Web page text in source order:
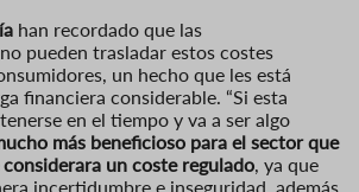
han recordado que las
pueden trasladar estos costes
un hecho que les está
financiera considerable. “Si esta
en el tiempo y va a ser algo
más beneficioso para el sector que
un coste regulado , ya que
incertidumbre e inseguridad, además